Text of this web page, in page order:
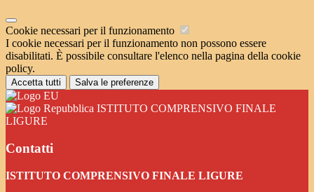
Cookie necessari per il funzionamento
I cookie necessari per il funzionamento non possono essere
disabilitati. È possibile consultare l'elenco nella pagina della cookie
policy.
Accetta tutti Salva le preferenze
ISTITUTO COMPRENSIVO FINALE
LIGURE
Contatti
ISTITUTO COMPRENSIVO FINALE LIGURE